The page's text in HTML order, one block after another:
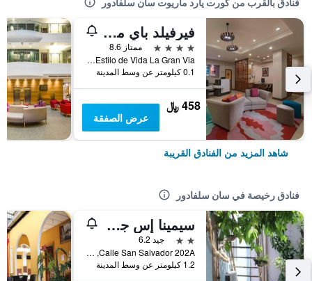
فنادق بالقرب من كورت يارد ماريوت سان سلفادور
فيرفيلد باي ماريوت سان سالفادور
4 نجوم
ممتاز 8.6
Calle 2, Centro de Estilo de Vida La Gran Via, سان سلفادور, السلفادور
0.1 كيلومتر عن وسط المدينة
458 ﷼
عرض الصفقة
شاهد المزيد من الفنادق القريبة
فنادق رخيصة في سان سلفادور
سيمينا إس جيست هاوس
2 نجمتين
جيد 6.2
Calle San Salvador 202A, سان سلفادور, السلفادور
1.2 كيلومتر عن وسط المدينة